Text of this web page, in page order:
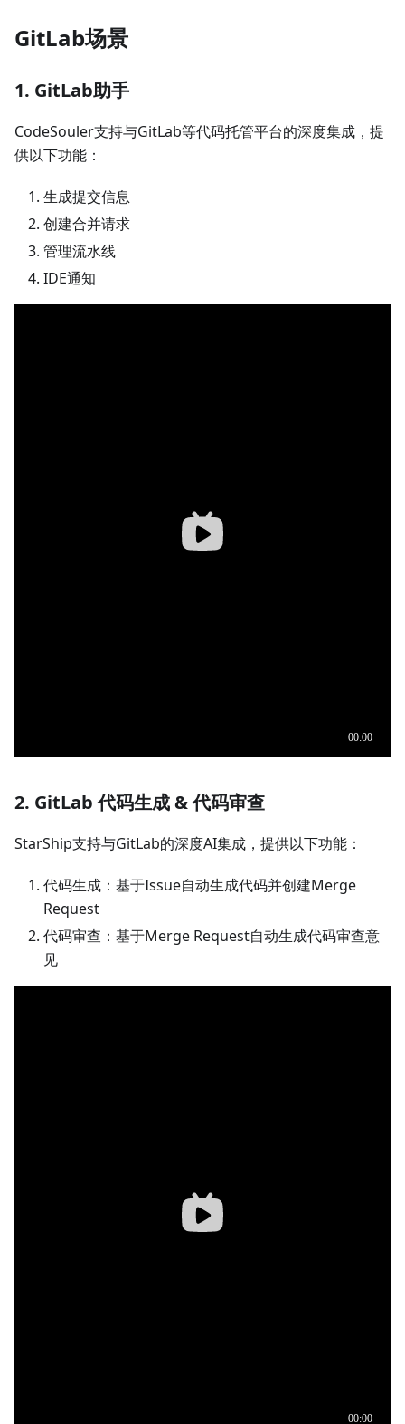
GitLab场景
1. GitLab助手
CodeSouler支持与GitLab等代码托管平台的深度集成，提
供以下功能：
生成提交信息
创建合并请求
管理流水线
IDE通知
2. GitLab 代码生成 & 代码审查
StarShip支持与GitLab的深度AI集成，提供以下功能：
代码生成：基于Issue自动生成代码并创建Merge
Request
代码审查：基于Merge Request自动生成代码审查意
见